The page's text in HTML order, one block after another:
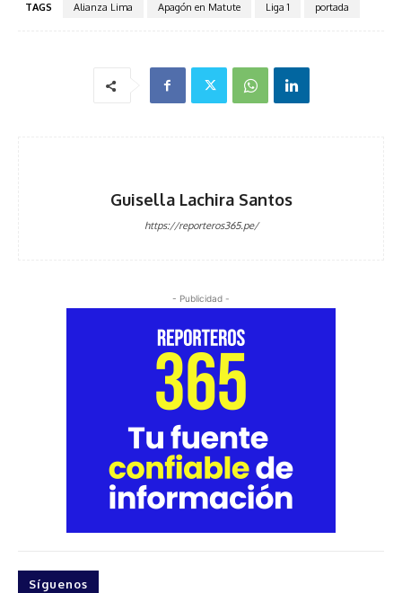
TAGS Alianza Lima Apagón en Matute Liga 1 portada
Guisella Lachira Santos
https://reporteros365.pe/
- Publicidad -
Síguenos